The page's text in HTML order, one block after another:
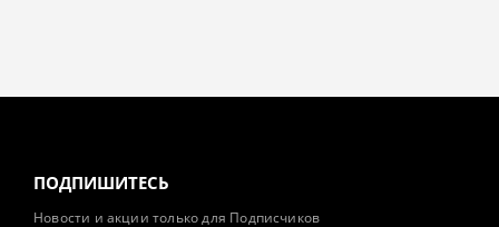
ПОДПИШИТЕСЬ
Новости и акции только для Подписчиков